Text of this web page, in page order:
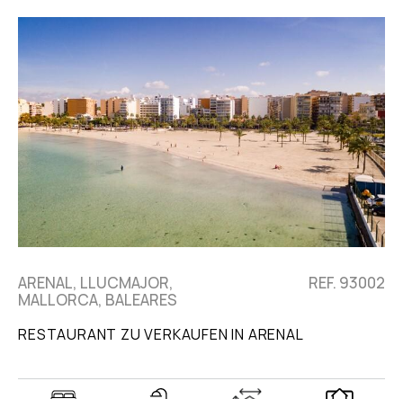
ARENAL, LLUCMAJOR,
MALLORCA, BALEARES
REF. 93002
RESTAURANT ZU VERKAUFEN IN ARENAL